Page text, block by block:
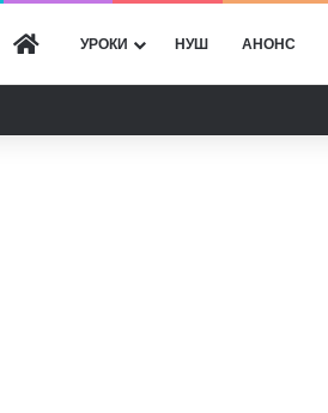
ГОЛОВНА
УРОКИ НУШ АНОНС